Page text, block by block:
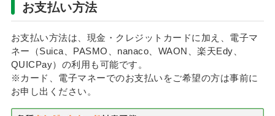
お支払い方法
お支払い方法は、現金・クレジットカードに加え、電子マ
ネー（Suica、PASMO、nanaco、WAON、楽天Edy、
QUICPay）の利用も可能です。
※カード、電子マネーでのお支払いをご希望の方は事前に
お申し出ください。